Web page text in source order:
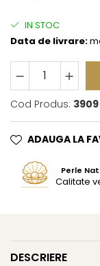
IN STOC
Data de livrare:
Cod Produs: 3909
ADAUGA LA
Perle
Calitate
DESCRIERE